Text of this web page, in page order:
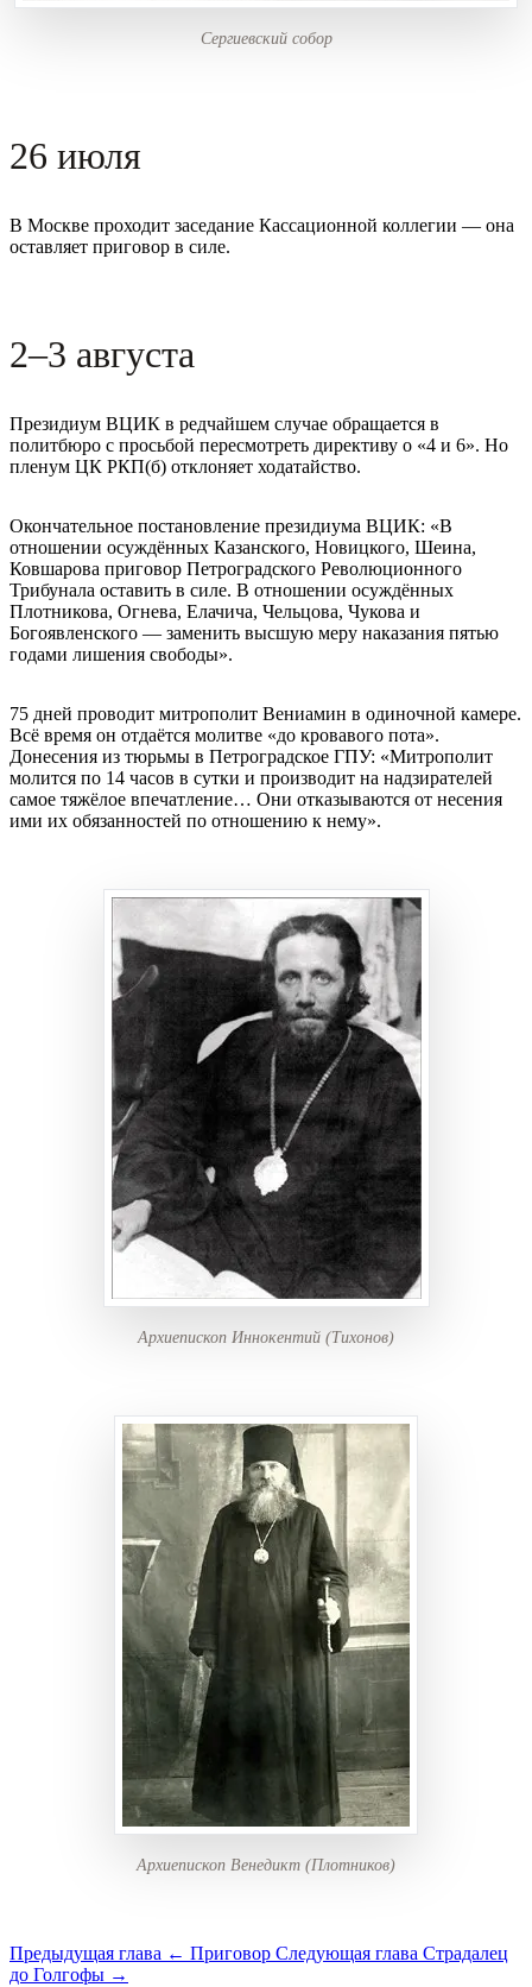
Сергиевский собор
26 июля
В Москве проходит заседание Кассационной коллегии — она
оставляет приговор в силе.
2–3 августа
Президиум ВЦИК в редчайшем случае обращается в
политбюро с просьбой пересмотреть директиву о «4 и 6». Но
пленум ЦК РКП(б) отклоняет ходатайство.
Окончательное постановление президиума ВЦИК: «В
отношении осуждённых Казанского, Новицкого, Шеина,
Ковшарова приговор Петроградского Революционного
Трибунала оставить в силе. В отношении осуждённых
Плотникова, Огнева, Елачича, Чельцова, Чукова и
Богоявленского — заменить высшую меру наказания пятью
годами лишения свободы».
75 дней проводит митрополит Вениамин в одиночной камере.
Всё время он отдаётся молитве «до кровавого пота».
Донесения из тюрьмы в Петроградское ГПУ: «Митрополит
молится по 14 часов в сутки и производит на надзирателей
самое тяжёлое впечатление… Они отказываются от несения
ими их обязанностей по отношению к нему».
Архиепископ Иннокентий (Тихонов)
Архиепископ Венедикт (Плотников)
Предыдущая глава ← Приговор Следующая глава Страдалец
до Голгофы →